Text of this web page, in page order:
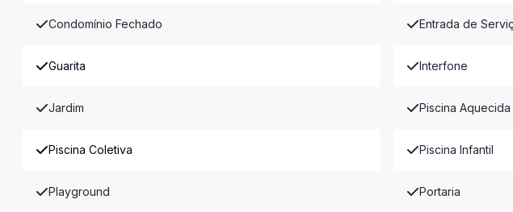
Condomínio Fechado Entrada de
Guarita Interfone
Jardim Piscina Aquecida
Piscina Coletiva Piscina Infantil
Playground Portaria